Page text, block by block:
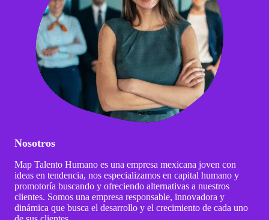
Nosotros
Map Talento Humano es una empresa mexicana joven con
ideas en tendencia, nos especializamos en capital humano y
promotoría buscando y ofreciendo alternativas a nuestros
clientes. Somos una empresa responsable, innovadora y
dinámica que busca el desarrollo y el crecimiento de cada uno